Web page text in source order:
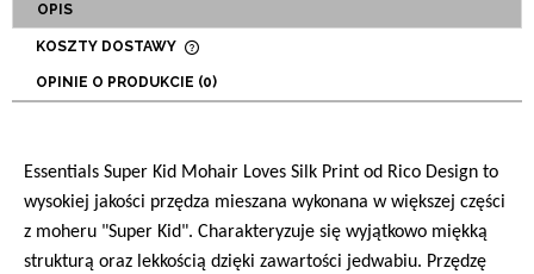
OPIS
KOSZTY DOSTAWY
PŁATNOŚCI
OPINIE O PRODUKCIE (0)
Essentials Super Kid Mohair Loves Silk Print od Rico Design to
wysokiej jakości przędza mieszana wykonana w większej części
z moheru "Super Kid". Charakteryzuje się wyjątkowo miękką
strukturą oraz lekkością dzięki zawartości jedwabiu. Przędzę